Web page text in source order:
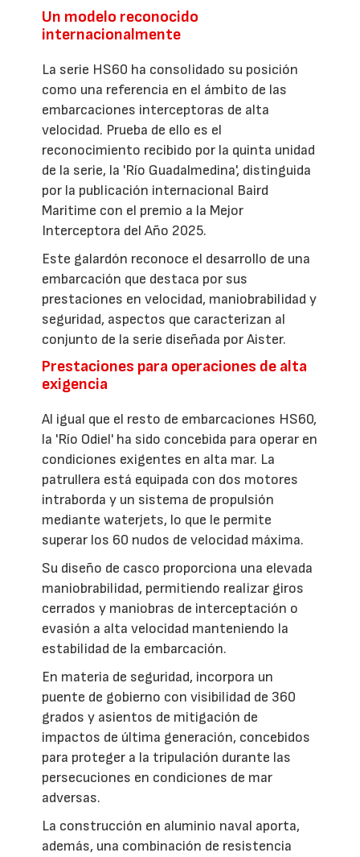
Un modelo reconocido
internacionalmente
La serie HS60 ha consolidado su posición
como una referencia en el ámbito de las
embarcaciones interceptoras de alta
velocidad. Prueba de ello es el
reconocimiento recibido por la quinta unidad
de la serie, la 'Río Guadalmedina', distinguida
por la publicación internacional Baird
Maritime con el premio a la Mejor
Interceptora del Año 2025.
Este galardón reconoce el desarrollo de una
embarcación que destaca por sus
prestaciones en velocidad, maniobrabilidad y
seguridad, aspectos que caracterizan al
conjunto de la serie diseñada por Aister.
Prestaciones para operaciones de alta
exigencia
Al igual que el resto de embarcaciones HS60,
la 'Río Odiel' ha sido concebida para operar en
condiciones exigentes en alta mar. La
patrullera está equipada con dos motores
intraborda y un sistema de propulsión
mediante waterjets, lo que le permite
superar los 60 nudos de velocidad máxima.
Su diseño de casco proporciona una elevada
maniobrabilidad, permitiendo realizar giros
cerrados y maniobras de interceptación o
evasión a alta velocidad manteniendo la
estabilidad de la embarcación.
En materia de seguridad, incorpora un
puente de gobierno con visibilidad de 360
grados y asientos de mitigación de
impactos de última generación, concebidos
para proteger a la tripulación durante las
persecuciones en condiciones de mar
adversas.
La construcción en aluminio naval aporta,
además, una combinación de resistencia